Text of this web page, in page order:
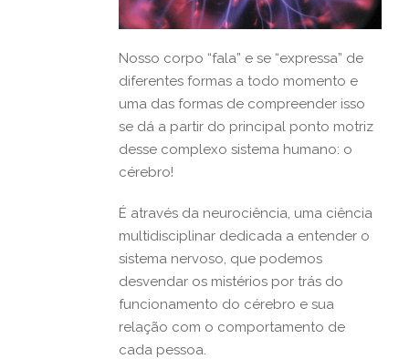
Nosso corpo “fala” e se “expressa” de
diferentes formas a todo momento e
uma das formas de compreender isso
se dá a partir do principal ponto motriz
desse complexo sistema humano: o
cérebro!
É através da neurociência, uma ciência
multidisciplinar dedicada a entender o
sistema nervoso, que podemos
desvendar os mistérios por trás do
funcionamento do cérebro e sua
relação com o comportamento de
cada pessoa.